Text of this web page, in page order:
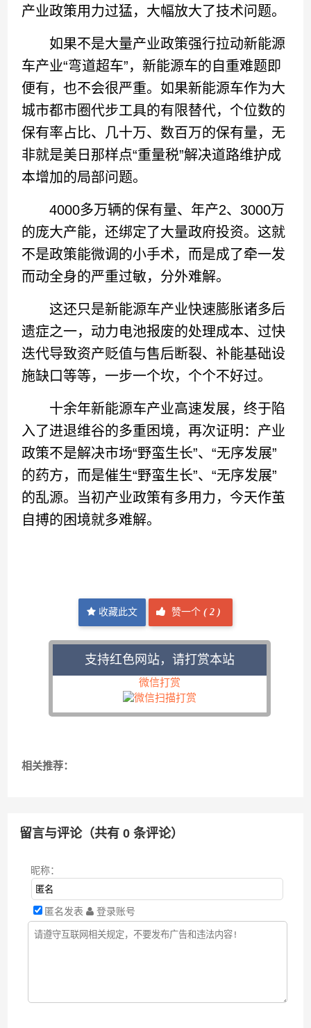
产业政策用力过猛，大幅放大了技术问题。
如果不是大量产业政策强行拉动新能源
车产业“弯道超车”，新能源车的自重难题即
便有，也不会很严重。如果新能源车作为大
城市都市圈代步工具的有限替代，个位数的
保有率占比、几十万、数百万的保有量，无
非就是美日那样点“重量税”解决道路维护成
本增加的局部问题。
4000多万辆的保有量、年产2、3000万
的庞大产能，还绑定了大量政府投资。这就
不是政策能微调的小手术，而是成了牵一发
而动全身的严重过敏，分外难解。
这还只是新能源车产业快速膨胀诸多后
遗症之一，动力电池报废的处理成本、过快
迭代导致资产贬值与售后断裂、补能基础设
施缺口等等，一步一个坎，个个不好过。
十余年新能源车产业高速发展，终于陷
入了进退维谷的多重困境，再次证明：产业
政策不是解决市场“野蛮生长”、“无序发展”
的药方，而是催生“野蛮生长”、“无序发展”
的乱源。当初产业政策有多用力，今天作茧
自搏的困境就多难解。
收藏此文 赞一个 (2 )
支持红色网站，请打赏本站
微信打赏
相关推荐：
留言与评论（共有0 条评论）
昵称：
匿名发表 登录账号